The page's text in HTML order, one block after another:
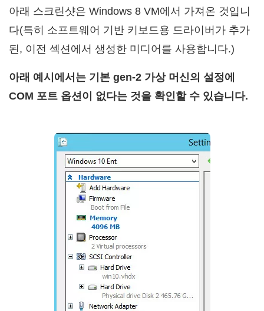
아래 스크린샷은 Windows 8 VM에서 가져온 것입니
다(특히 소프트웨어 기반 키보드용 드라이버가 추가
된, 이전 섹션에서 생성한 미디어를 사용합니다.)
아래 예시에서는 기본 gen-2 가상 머신의 설정에
COM 포트 옵션이 없다는 것을 확인할 수 있습니다.